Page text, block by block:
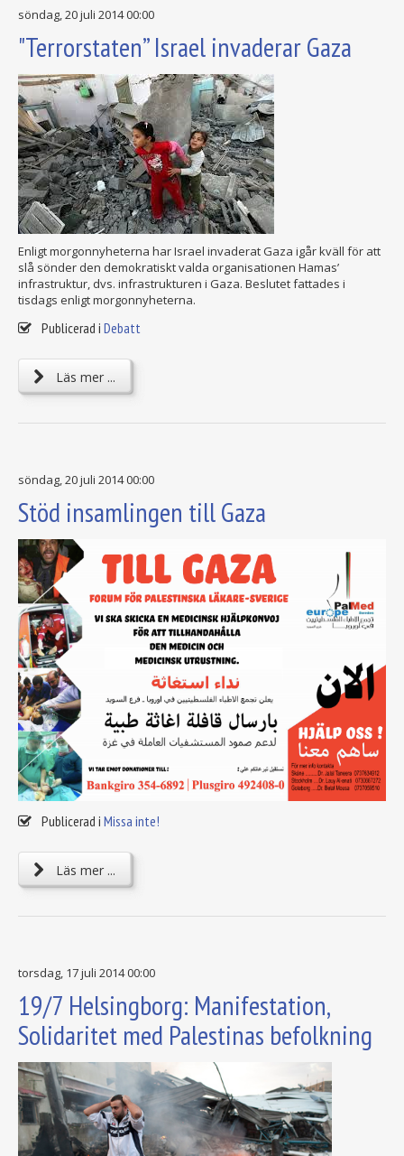
söndag, 20 juli 2014 00:00
"Terrorstaten” Israel invaderar Gaza
Enligt morgonnyheterna har Israel invaderat Gaza igår kväll för att
slå sönder den demokratiskt valda organisationen Hamas’
infrastruktur, dvs. infrastrukturen i Gaza. Beslutet fattades i
tisdags enligt morgonnyheterna.
Publicerad i Debatt
Läs mer ...
söndag, 20 juli 2014 00:00
Stöd insamlingen till Gaza
Publicerad i Missa inte!
Läs mer ...
torsdag, 17 juli 2014 00:00
19/7 Helsingborg: Manifestation,
Solidaritet med Palestinas befolkning